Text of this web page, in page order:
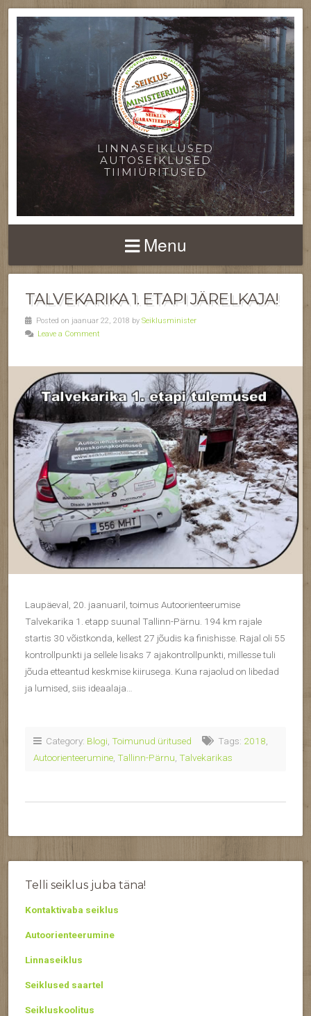
LINNASEIKLUSED
AUTOSEIKLUSED
TIIMIÜRITUSED
Menu
TALVEKARIKA 1. ETAPI JÄRELKAJA!
Posted on jaanuar 22, 2018 by Seiklusminister
Leave a Comment
Laupäeval, 20. jaanuaril, toimus Autoorienteerumise
Talvekarika 1. etapp suunal Tallinn-Pärnu. 194 km rajale
startis 30 võistkonda, kellest 27 jõudis ka finishisse. Rajal oli 55
kontrollpunkti ja sellele lisaks 7 ajakontrollpunkti, millesse tuli
jõuda etteantud keskmise kiirusega. Kuna rajaolud on libedad
ja lumised, siis ideaalaja…
Category: Blogi Toimunud üritused Tags: 2018
Autoorienteerumine Tallinn-Pärnu Talvekarikas
Telli seiklus juba täna!
Kontaktivaba seiklus
Autoorienteerumine
Linnaseiklus
Seiklused saartel
Seikluskoolitus